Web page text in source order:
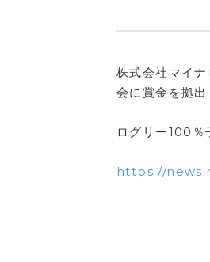
株式会社マイ
会に賞金を拠
ログリー100％
https://